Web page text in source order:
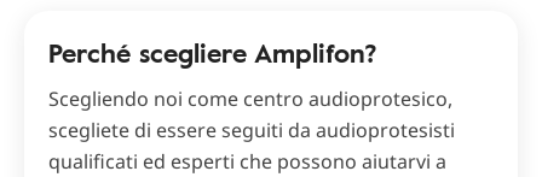
Perché scegliere Amplifon?
Scegliendo noi come centro audioprotesico,
scegliete di essere seguiti da audioprotesisti
qualificati ed esperti che possono aiutarvi a